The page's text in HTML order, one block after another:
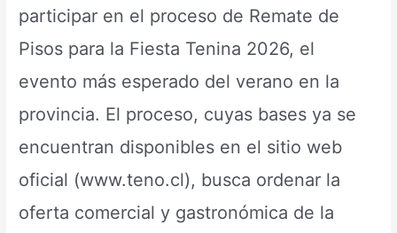
participar en el proceso de Remate de
Pisos para la Fiesta Tenina 2026, el
evento más esperado del verano en la
provincia. El proceso, cuyas bases ya se
encuentran disponibles en el sitio web
oficial (www.teno.cl), busca ordenar la
oferta comercial y gastronómica de la